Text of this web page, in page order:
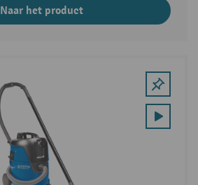
Naar het product